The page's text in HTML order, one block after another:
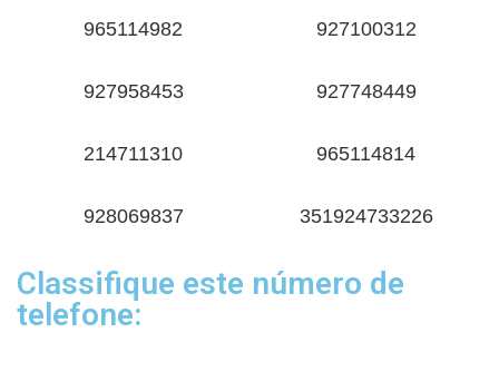
965114982 927100312
927958453 927748449
214711310 965114814
928069837 351924733226
Classifique este número de
telefone: